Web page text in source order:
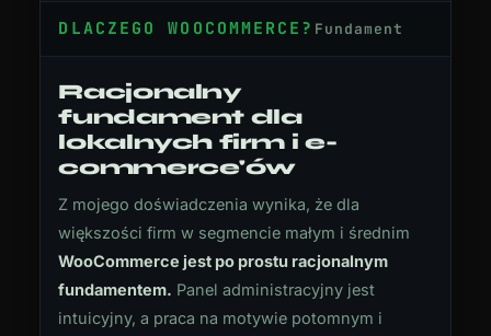
DLACZEGO WOOCOMMERCE? Fundament
Racjonalny
fundament dla
lokalnych firm i e-
commerce'ów
Z mojego doświadczenia wynika, że dla
większości firm w segmencie małym i średnim
WooCommerce jest po prostu racjonalnym
fundamentem. Panel administracyjny jest
intuicyjny, a praca na motywie potomnym i